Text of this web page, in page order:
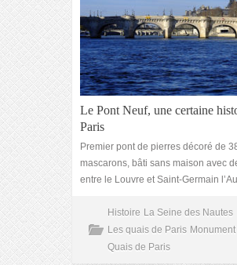
Le Pont Neuf, une certaine
Paris
Premier pont de pierres décoré de
mascarons, bâti sans maison avec
entre le Louvre et Saint-Germain
Histoire La Seine des Nautes
Les quais de Paris
Quais de Paris